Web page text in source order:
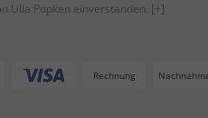
Ulla Popken einverstanden. [+]
Rechnung